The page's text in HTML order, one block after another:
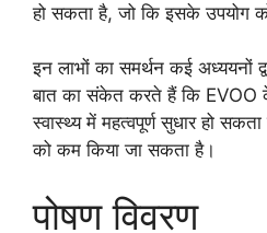
हो सकता है, जो कि इसके उपयोग
इन लाभों का समर्थन कई अध्ययनों
बात का संकेत करते हैं कि EVOO
स्वास्थ्य में महत्वपूर्ण सुधार हो
को कम किया जा सकता है।
पोषण विवरण